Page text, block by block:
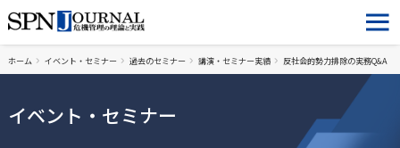
ホーム イベント・セミナー 過去のセミナー 講演・セミナー実績 反社会的勢力排除の実務Q&A
イベント・セミナー